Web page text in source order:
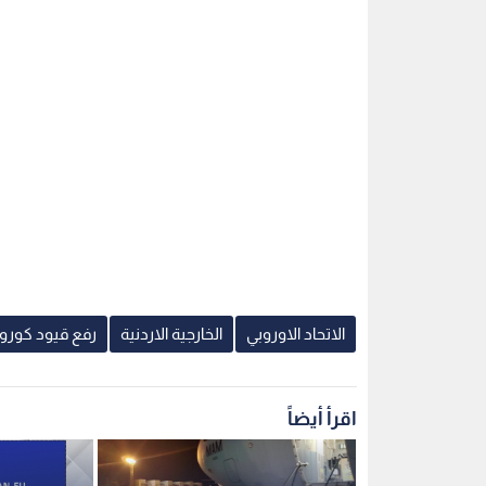
الاتحاد الاوروبي الخارجية الاردنية رفع قيود
اقرأ أيضاً